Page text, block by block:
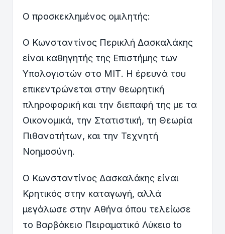
Ο προσκεκλημένος ομιλητής:
Ο Κωνσταντίνος Περικλή Δασκαλάκης
είναι καθηγητής της Επιστήμης των
Υπολογιστών στο ΜΙΤ. Η έρευνά του
επικεντρώνεται στην θεωρητική
πληροφορική και την διεπαφή της με τα
Οικονομικά, την Στατιστική, τη Θεωρία
Πιθανοτήτων, και την Τεχνητή
Νοημοσύνη.
Ο Κωνσταντίνος Δασκαλάκης είναι
Κρητικός στην καταγωγή, αλλά
μεγάλωσε στην Αθήνα όπου τελείωσε
το Βαρβάκειο Πειραματικό Λύκειο to